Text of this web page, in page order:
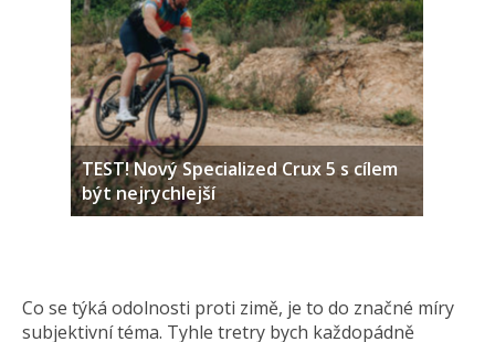
TEST! Nový Specialized Crux 5 s cílem
být nejrychlejší
Co se týká odolnosti proti zimě, je to do značné míry
subjektivní téma. Tyhle tretry bych každopádně